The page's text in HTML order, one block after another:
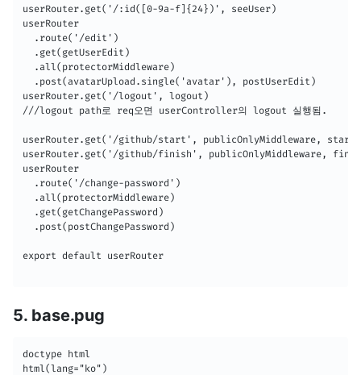
userRouter.get('/:id([0-9a-f]{24})', seeUser)
userRouter
  .route('/edit')
  .get(getUserEdit)
  .all(protectorMiddleware)
  .post(avatarUpload.single('avatar'), postUserEdit)
userRouter.get('/logout', logout)
///logout path로 req오면 userController의 logout 실행됨.
userRouter.get('/github/start', publicOnlyMiddleware,
userRouter.get('/github/finish', publicOnlyMiddleware,
userRouter
  .route('/change-password')
  .all(protectorMiddleware)
  .get(getChangePassword)
  .post(postChangePassword)
export default userRouter
5. base.pug
doctype html
html(lang="ko")